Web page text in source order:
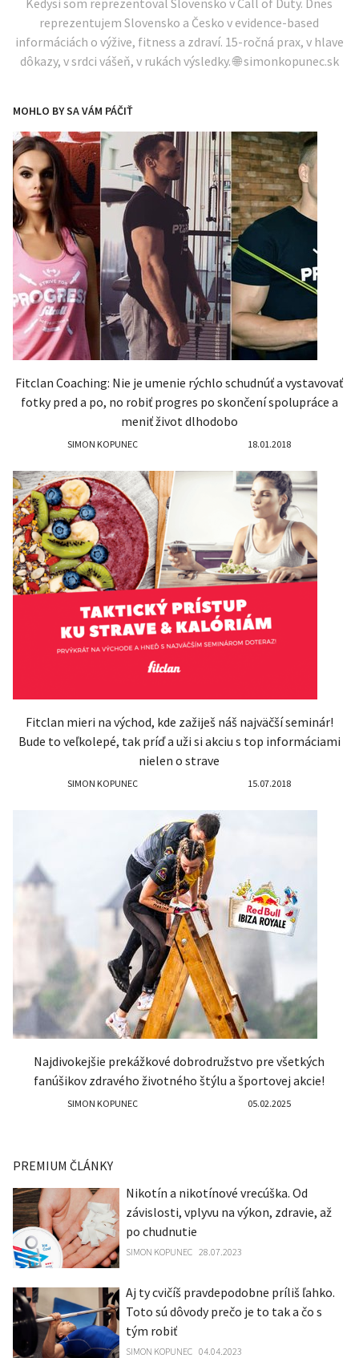
reprezentujem Slovensko a Česko v evidence-based
informáciách o výžive, fitness a zdraví. 15-ročná prax, v hlave
dôkazy, v srdci vášeň, v rukách výsledky. 🌐 simonkopunec.sk
MOHLO BY SA VÁM PÁČIŤ
Fitclan Coaching: Nie je umenie rýchlo schudnúť a vystavovať
fotky pred a po, no robiť progres po skončení spolupráce a
meniť život dlhodobo
SIMON KOPUNEC 18.01.2018
Fitclan mieri na východ, kde zažiješ náš najväčší seminár!
Bude to veľkolepé, tak príď a uži si akciu s top informáciami
nielen o strave
SIMON KOPUNEC 15.07.2018
Najdivokejšie prekážkové dobrodružstvo pre všetkých
fanúšikov zdravého životného štýlu a športovej akcie!
SIMON KOPUNEC 05.02.2025
PREMIUM ČLÁNKY
Nikotín a nikotínové vrecúška. Od
závislosti, vplyvu na výkon, zdravie, až
po chudnutie
SIMON KOPUNEC 28.07.2023
Aj ty cvičíš pravdepodobne príliš ľahko.
Toto sú dôvody prečo je to tak a čo s
tým robiť
SIMON KOPUNEC 04.04.2023